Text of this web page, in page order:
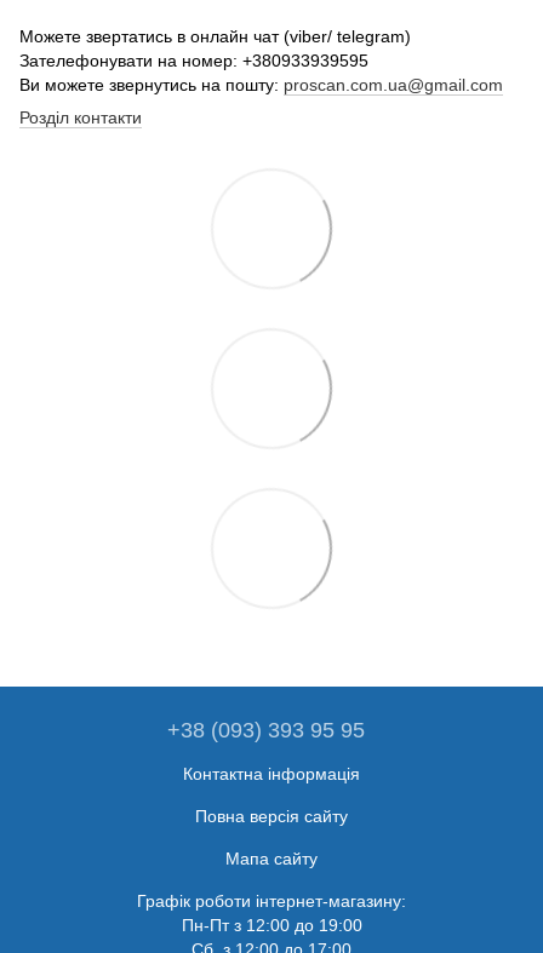
Можете звертатись в онлайн чат (viber/ telegram)
Зателефонувати на номер: +380933939595
Ви можете звернутись на пошту: proscan.com.ua@gmail.com
Розділ контакти
+38 (093) 393 95 95
Контактна інформація
Повна версія сайту
Мапа сайту
Графік роботи інтернет-магазину:
Пн-Пт з 12:00 до 19:00